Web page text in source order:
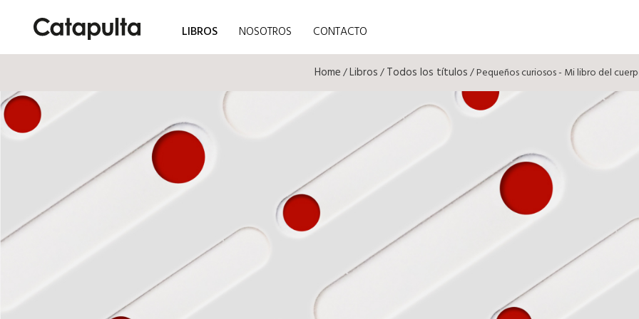
LIBROS NOSOTROS CONTACTO
Home/Libros/Todos los títulos/ Pequeños curiosos - Mi libro del